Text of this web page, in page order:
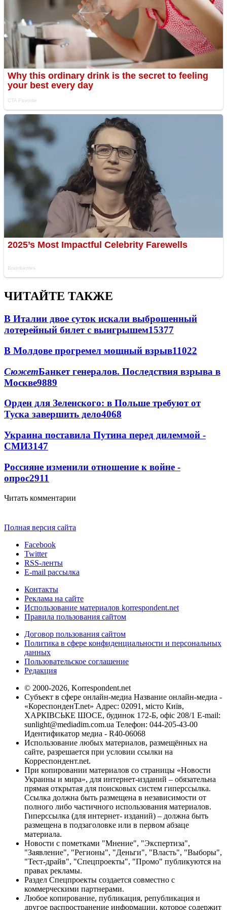
ЧИТАЙТЕ ТАКЖЕ
В Италии двое суток искали выброшенный
лотерейный билет с выигрышем15377
В Молдове прогремел мощный взрыв11022
СюжетБанкет генералов. Последствия взрыва в
Москве9889
Орден для Зеленского: в Польше требуют от
Туска завершить дело4068
Украина поставила Путина перед дилеммой -
СМИ3147
Россияне изменили отношение к войне -
опрос2911
Читать комментарии
Полная версия сайта
Facebook
Twitter
RSS-ленты
E-mail рассылка
Контакты
Реклама на сайте
Использование материалов korrespondent.net
Правила пользования сайтом
Договор пользования сайтом
Политика в сфере конфиденциальности и персональных
данных
Пользовательское соглашение
Редакция
© 2000-2026, Korrespondent.net
Субъект в сфере онлайн-медиа Название онлайн-медиа -
«КореспонденТ.net» Адрес: 02091, місто Київ,
ХАРКІВСЬКЕ ШОСЕ, будинок 172-Б, офіс 208/1 E-mail:
sunlight@mediadim.com.ua Телефон: 044-205-43-00
Идентификатор медиа - R40-06068
Использование любых материалов, размещённых на
сайте, разрешается при условии ссылки на
Корреспондент.net.
При копировании материалов со страницы «Новости
Украины и мира», для интернет-изданий – обязательна
прямая открытая для поисковых систем гиперссылка.
Ссылка должна быть размещена в независимости от
полного либо частичного использования материалов.
Гиперссылка (для интернет- изданий) – должна быть
размещена в подзаголовке или в первом абзаце
материала.
Новости с пометками "Мнение", "Экспертиза",
"Заявление", "Регионы", "Деньги", "Власть", "Выборы",
"Тест-драйв", "Спецпроекты", "Промо" публикуются на
правах рекламы.
Раздел Спецпроекты создается совместно с
коммерческими партнерами.
Любое копирование, публикация, републикация и
другое распространение информации, которое содержит